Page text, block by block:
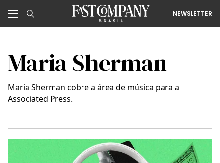
NEWSLETTER
Maria Sherman
Maria Sherman cobre a área de música para a
Associated Press.